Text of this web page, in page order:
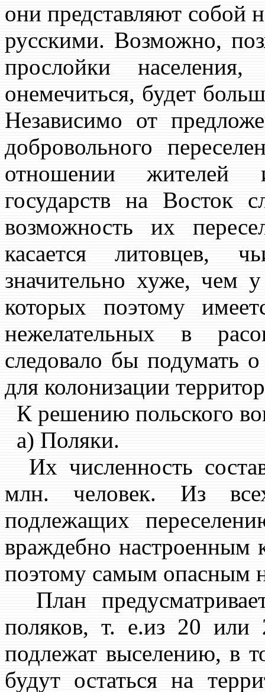
они представляют собой
русскими. Возможно,
прослойки
онемечиться, будет
Независимо от
добровольного
отношении жителей
государств на Восток
возможность их
касается литовцев,
значительно хуже, чем
которых поэтому
нежелательных в
следовало бы подумать
для колонизации
К решению польского
а) Поляки.
Их численность
млн. человек. Из
подлежащих
враждебно
поэтому самым опасным
План
поляков, т. е.из 20
подлежат выселению, в
будут остаться на